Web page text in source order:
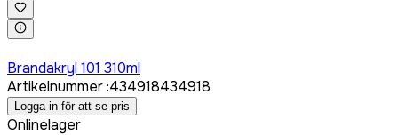
Brandakryl 101 310ml
Artikelnummer:434918434918
Logga in för att se pris
Onlinelager